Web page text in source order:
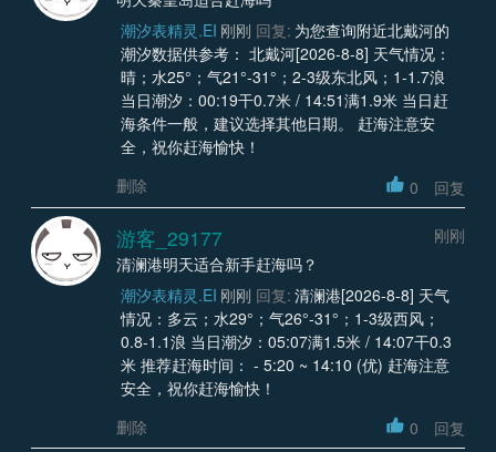
潮汐表精灵.EI 刚刚 回复: 为您查询附近北戴河的
潮汐数据供参考： 北戴河[2026-8-8] 天气情况：
晴；水25°；气21°-31°；2-3级东北风；1-1.7浪
当日潮汐：00:19干0.7米 / 14:51满1.9米 当日赶
海条件一般，建议选择其他日期。 赶海注意安
全，祝你赶海愉快！
删除
0 回复
游客_29177
刚刚
清澜港明天适合新手赶海吗？
潮汐表精灵.EI 刚刚 回复: 清澜港[2026-8-8] 天气
情况：多云；水29°；气26°-31°；1-3级西风；
0.8-1.1浪 当日潮汐：05:07满1.5米 / 14:07干0.3
米 推荐赶海时间： - 5:20 ~ 14:10 (优) 赶海注意
安全，祝你赶海愉快！
删除
0 回复